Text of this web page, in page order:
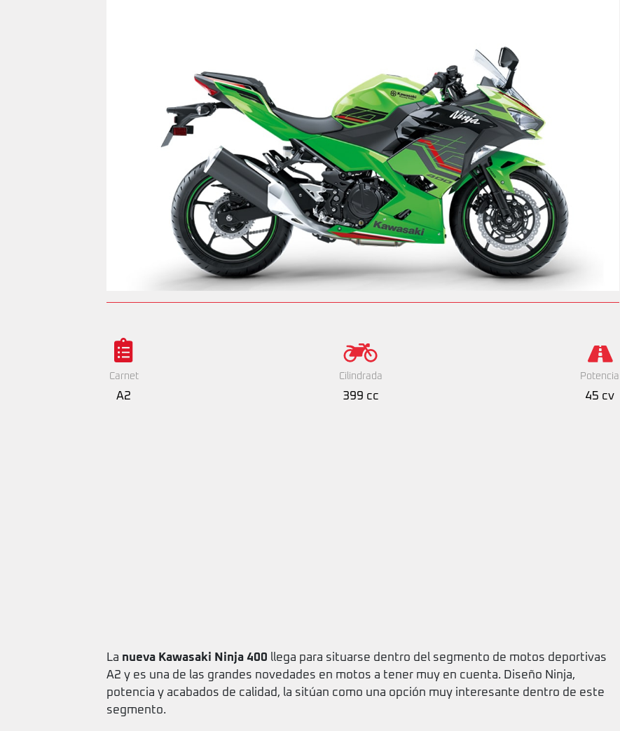
Carnet
A2
Cilindrada
399 cc
Potencia
45 cv
La nueva Kawasaki Ninja 400 llega para situarse dentro del segmento de motos deportivas
A2 y es una de las grandes novedades en motos a tener muy en cuenta. Diseño Ninja,
potencia y acabados de calidad, la sitúan como una opción muy interesante dentro de este
segmento.